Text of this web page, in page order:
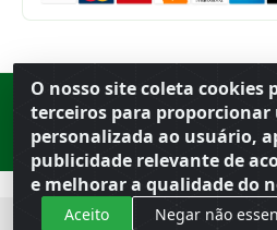
O nosso site coleta cookies
terceiros para proporcionar
personalizada ao usuário,
publicidade relevante de
e melhorar a qualidade do
Aceito Negar não
· CNPJ 56.679.863/0001-91
© 2026 Atacado Ideal